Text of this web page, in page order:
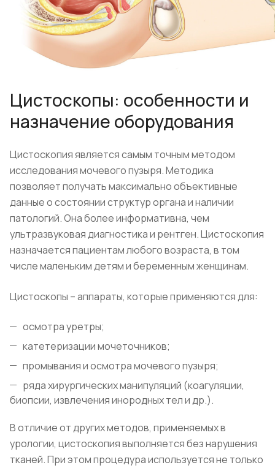
Цистоскопы: особенности и
назначение оборудования
Цистоскопия является самым точным методом
исследования мочевого пузыря. Методика
позволяет получать максимально объективные
данные о состоянии структур органа и наличии
патологий. Она более информативна, чем
ультразвуковая диагностика и рентген. Цистоскопия
назначается пациентам любого возраста, в том
числе маленьким детям и беременным женщинам.
Цистоскопы – аппараты, которые применяются для:
осмотра уретры;
катетеризации мочеточников;
промывания и осмотра мочевого пузыря;
ряда хирургических манипуляций (коагуляции,
биопсии, извлечения инородных тел и др.).
В отличие от других методов, применяемых в
урологии, цистоскопия выполняется без нарушения
тканей. При этом процедура используется не только